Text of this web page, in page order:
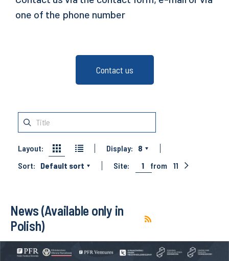
one of the phone number
Contact us
Layout: Display:
8
Sort:
Default sort Site: 1 from 11
News (Available only in
Polish)